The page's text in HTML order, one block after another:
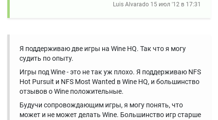
Luis Alvarado 15 июл '12 в 17:31
Я поддерживаю две игры на Wine HQ. Так что я могу
судить по опыту.
Игры под Wine - это не так уж плохо. Я поддерживаю NFS
Hot Pursuit и NFS Most Wanted в Wine HQ, и большинство
отзывов о Wine положительные.
Будучи сопровождающим игры, я могу понять, что
может и не может делать Wine. Большинство игр старше